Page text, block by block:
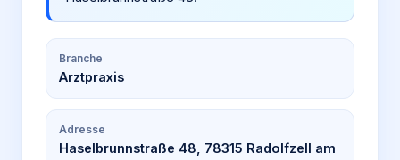
Branche
Arztpraxis
Adresse
Haselbrunnstraße 48, 78315 Radolfzell am